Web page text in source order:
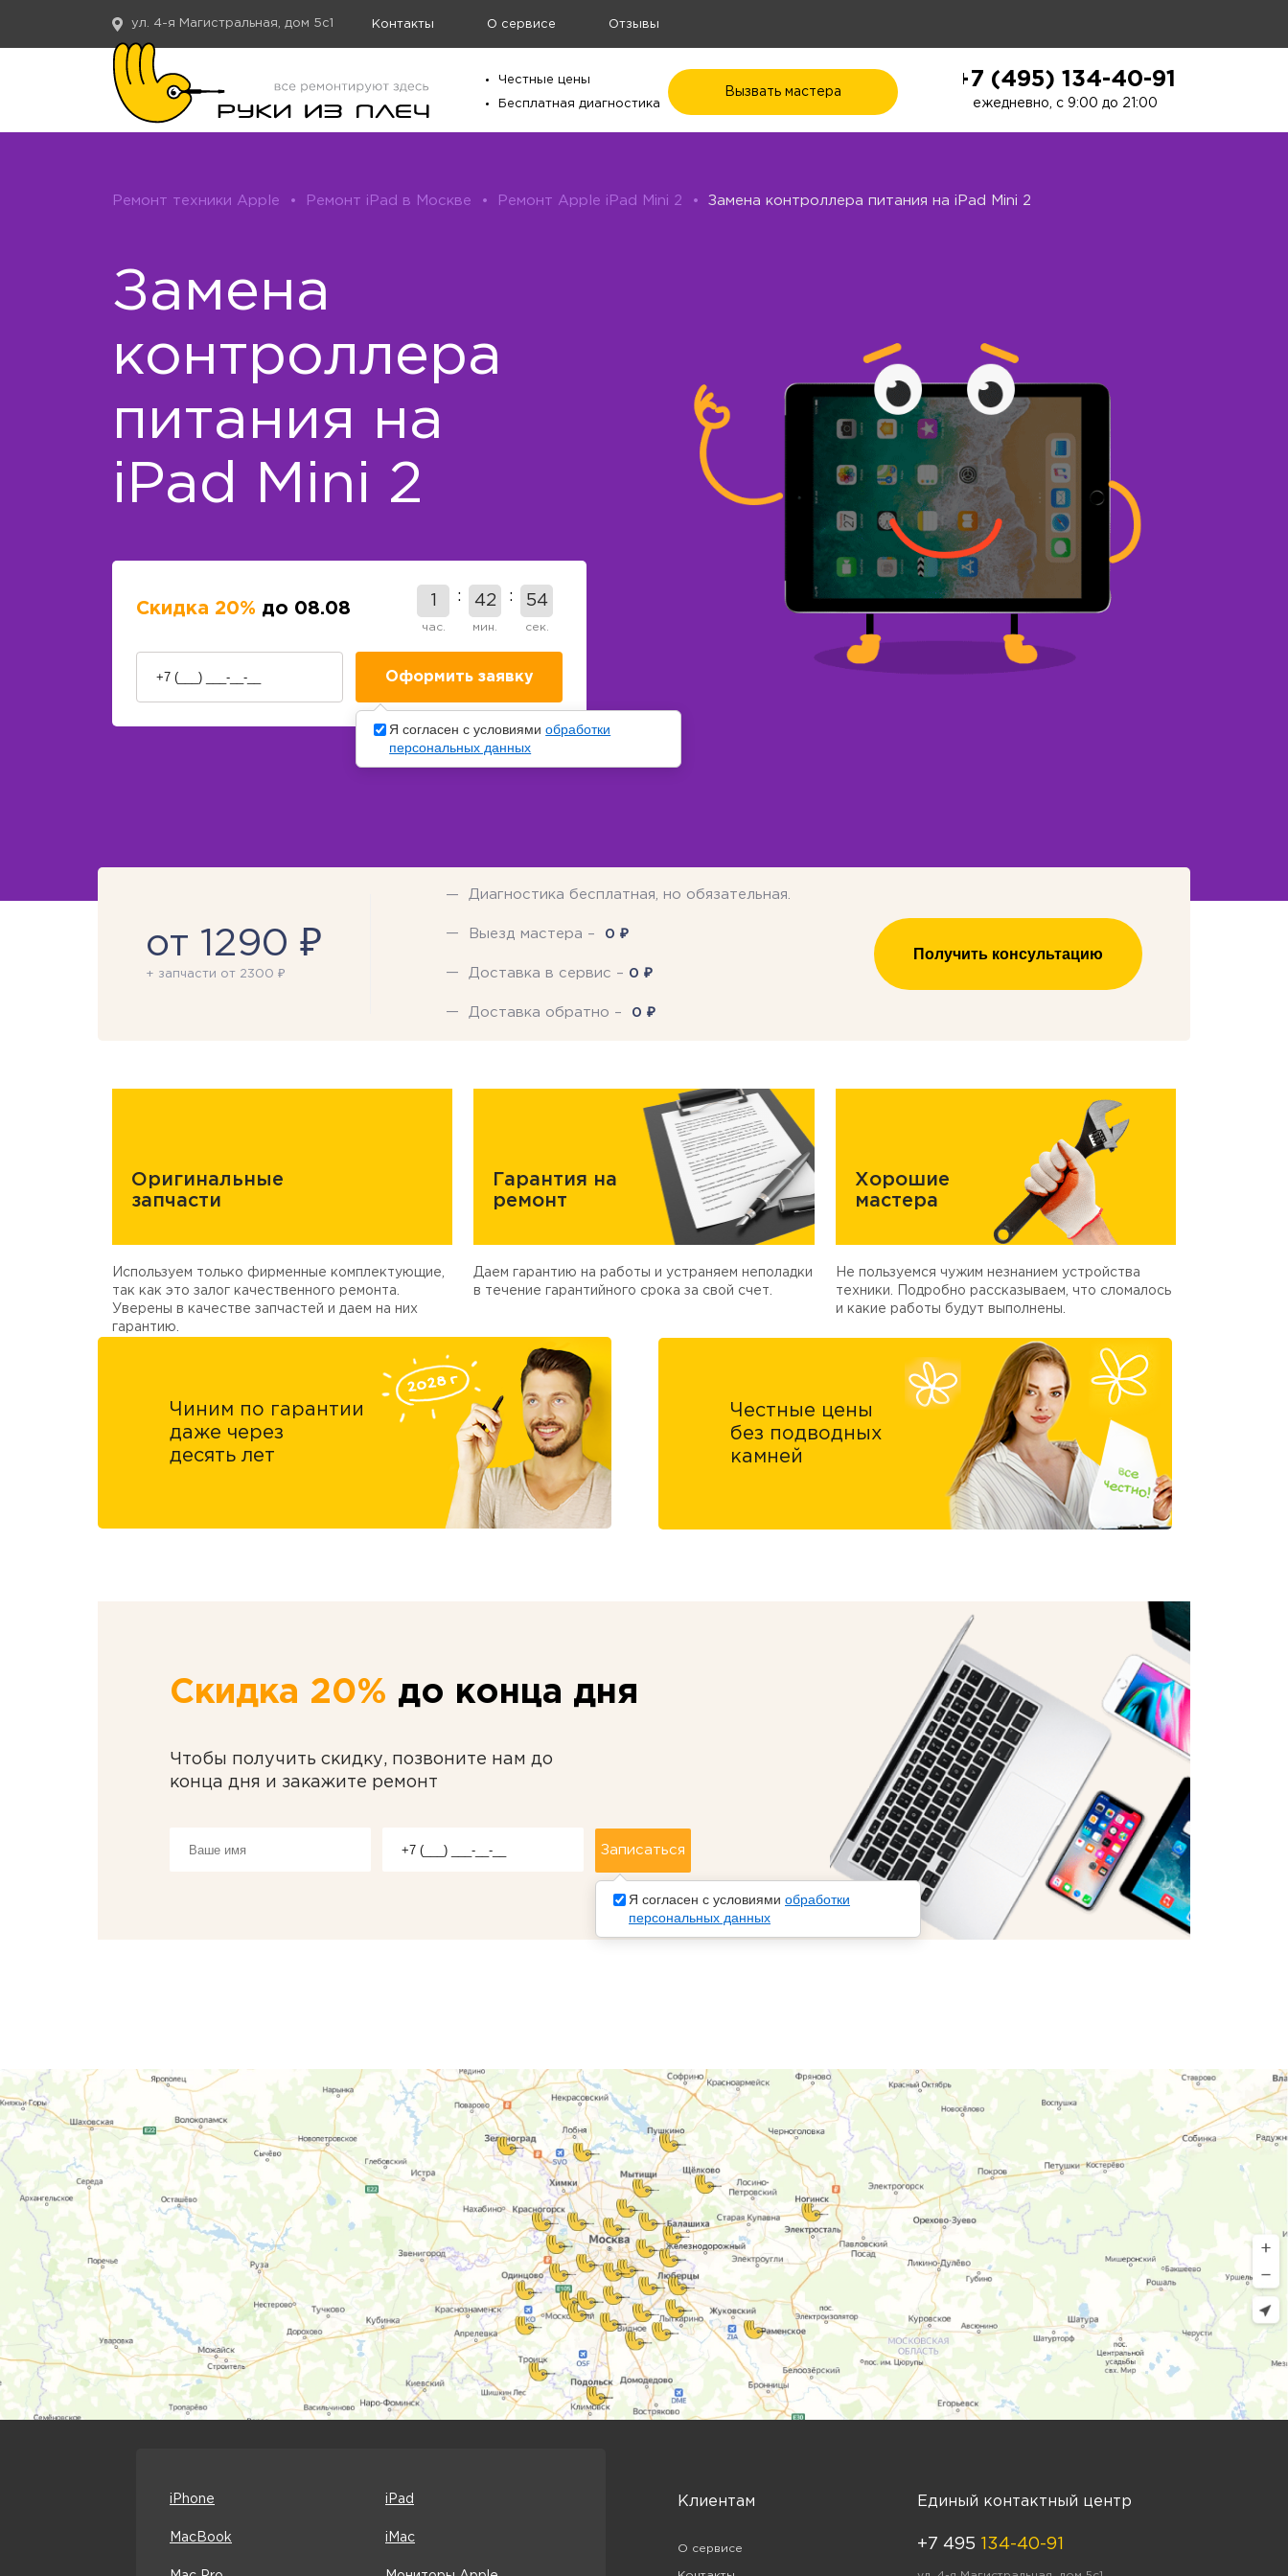
ул. 4-я Магистральная, дом 5с1 Контакты О сервисе Отзывы
Честные цены
Бесплатная диагностика
Вызвать мастера
+7 (495) 134-40-91
ежедневно, с 9:00 до 21:00
Ремонт техники Apple • Ремонт iPad в Москве • Ремонт Apple iPad Mini 2 • Замена контроллера питания на iPad Mini 2
Замена
контроллера
питания на
iPad Mini 2
Скидка 20% до 08.08 1
час.
42
мин.
53
сек.
от 1290 ₽
+ запчасти от 2300 ₽
Диагностика бесплатная, но обязательная.
Выезд мастера – 0 ₽
Доставка в сервис – 0 ₽
Доставка обратно – 0 ₽
Получить консультацию
Оригинальные
запчасти
Используем только фирменные комплектующие,
так как это залог качественного ремонта.
Уверены в качестве запчастей и даем на них
гарантию.
Гарантия на
ремонт
Даем гарантию на работы и устраняем неполадки
в течение гарантийного срока за свой счет.
Хорошие
мастера
Не пользуемся чужим незнанием устройства
техники. Подробно рассказываем, что сломалось
и какие работы будут выполнены.
Чиним по гарантии
даже через
десять лет
Честные цены
без подводных
камней
Скидка 20% до конца дня
Чтобы получить скидку, позвоните нам до
конца дня и закажите ремонт
iPhone iPad
MacBook iMac
Клиентам
О сервисе
Единый контактный центр
+7 495 134-40-91
Я согласен с условиямиобработки
персональных данных
Я согласен с условиями обработки
персональных данных